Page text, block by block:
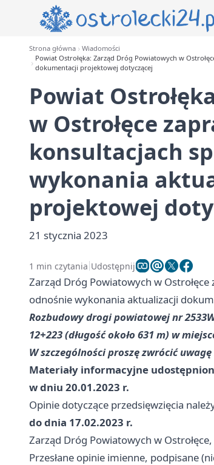
Strona główna
Wiadomości
Powiat Ostrołęka: Zarząd Dróg Powiatowych w
dokumentacji projektowej dotyczącej
Powiat
w Ostrołęce
konsultacjach
wykonania
projektowej
21 stycznia 2023
1 min czytania Udostępnij
Zarząd Dróg Powiatowych w Ostrołęce
odnośnie wykonania aktualizacji
Rozbudowy drogi powiatowej nr
12+223 (długość około 631 m) w
W szczególności proszę zwrócić
Materiały informacyjne
w dniu 20.01.2023 r.
Opinie dotyczące przedsięwzięcia
do dnia 17.02.2023 r.
Zarząd Dróg Powiatowych w
Przesłane opinie imienne, podpisane